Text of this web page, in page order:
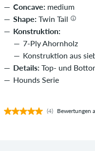
Concave: medium
Shape: Twin Tail
Konstruktion:
7-Ply Ahornholz
Konstruktion aus
Details: Top- und
Hounds Serie
(4) Bewertungen